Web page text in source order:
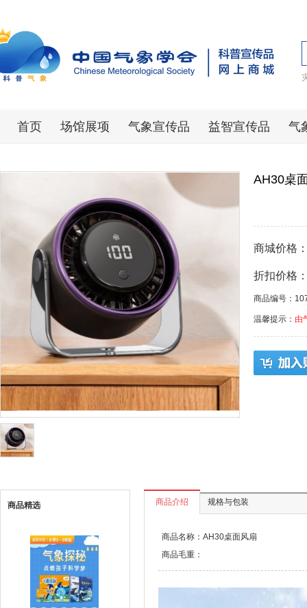
首页 场馆展项 气象宣传品 益智宣传品 气
AH30桌
商城价格
折扣价格
商品编号：
温馨提示： 由
商品精选 商品介绍 规格与包装
商品名称：AH30桌面风扇
商品毛重：